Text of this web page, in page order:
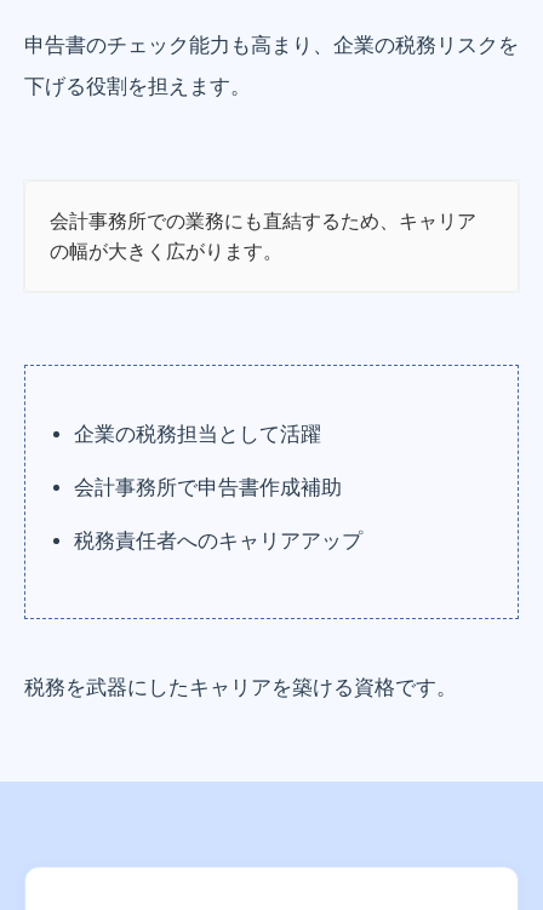
申告書のチェック能力も高まり、企業の税務リスクを
下げる役割を担えます。
会計事務所での業務にも直結するため、キャリア
の幅が大きく広がります。
企業の税務担当として活躍
会計事務所で申告書作成補助
税務責任者へのキャリアアップ
税務を武器にしたキャリアを築ける資格です。